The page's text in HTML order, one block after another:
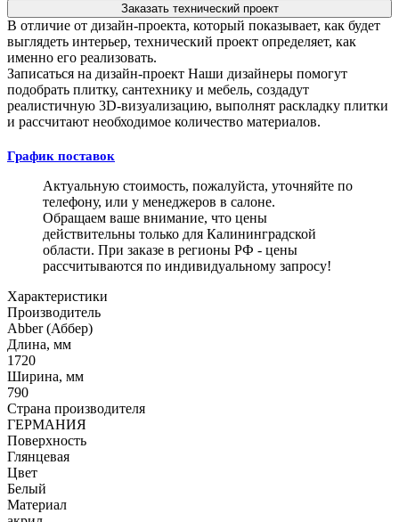
Заказать технический проект
В отличие от дизайн-проекта, который показывает, как будет
выглядеть интерьер, технический проект определяет, как
именно его реализовать.
Записаться на дизайн-проект Наши дизайнеры помогут
подобрать плитку, сантехнику и мебель, создадут
реалистичную 3D-визуализацию, выполнят раскладку плитки
и рассчитают необходимое количество материалов.
График поставок
Актуальную стоимость, пожалуйста, уточняйте по
телефону, или у менеджеров в салоне.
Обращаем ваше внимание, что цены
действительны только для Калининградской
области. При заказе в регионы РФ - цены
рассчитываются по индивидуальному запросу!
Характеристики
Производитель
Abber (Аббер)
Длина, мм
1720
Ширина, мм
790
Страна производителя
ГЕРМАНИЯ
Поверхность
Глянцевая
Цвет
Белый
Материал